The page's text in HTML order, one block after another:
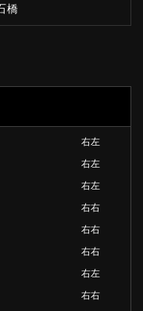
橋
右左
右左
右左
右右
右右
右右
右左
右右